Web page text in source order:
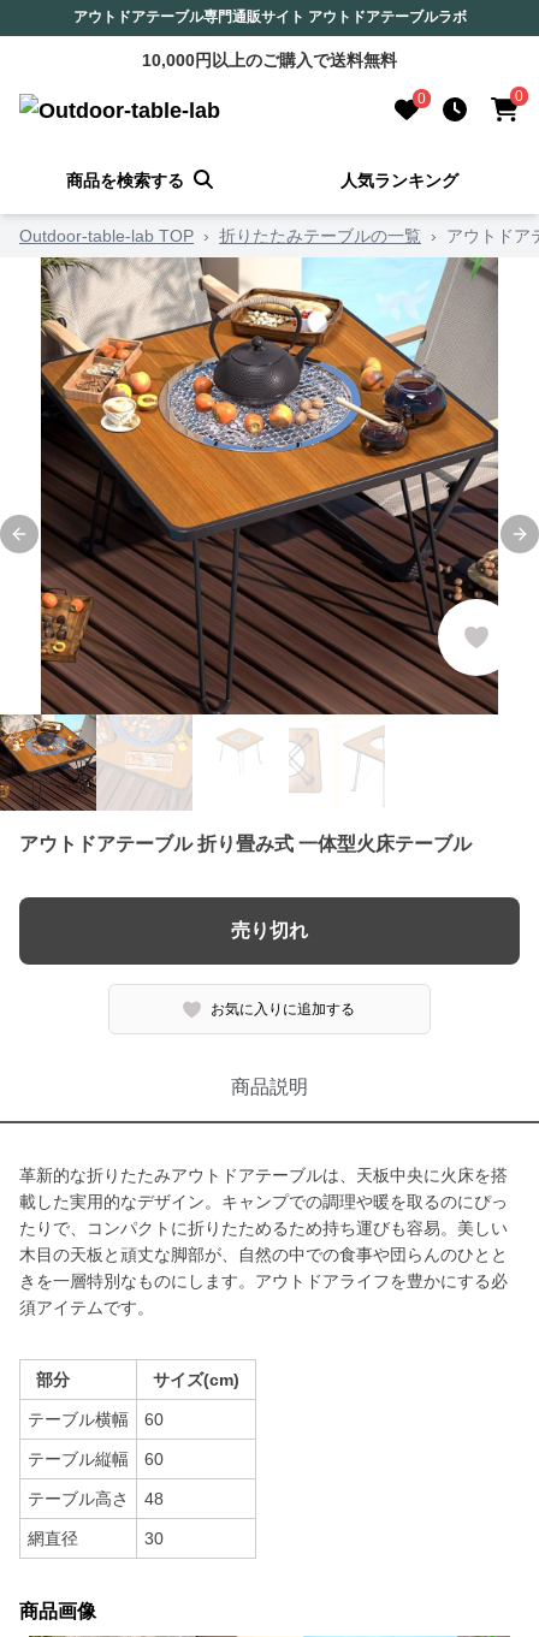
アウトドアテーブル専門通販サイト アウトドアテーブルラボ
10,000円以上のご購入で送料無料
0 0
商品を検索する 人気ランキング
Outdoor-table-lab TOP › 折りたたみテーブルの一覧 › アウトドア
Previous slide
アウトドアテーブル 折り畳み式 一体型火床テーブル
売り切れ
お気に入りに追加する
商品説明
革新的な折りたたみアウトドアテーブルは、天板中央に火床を搭
載した実用的なデザイン。キャンプでの調理や暖を取るのにぴっ
たりで、コンパクトに折りたためるため持ち運びも容易。美しい
木目の天板と頑丈な脚部が、自然の中での食事や団らんのひとと
きを一層特別なものにします。アウトドアライフを豊かにする必
須アイテムです。
部分 サイズ(cm)
テーブル横幅 60
テーブル縦幅 60
テーブル高さ 48
網直径 30
商品画像